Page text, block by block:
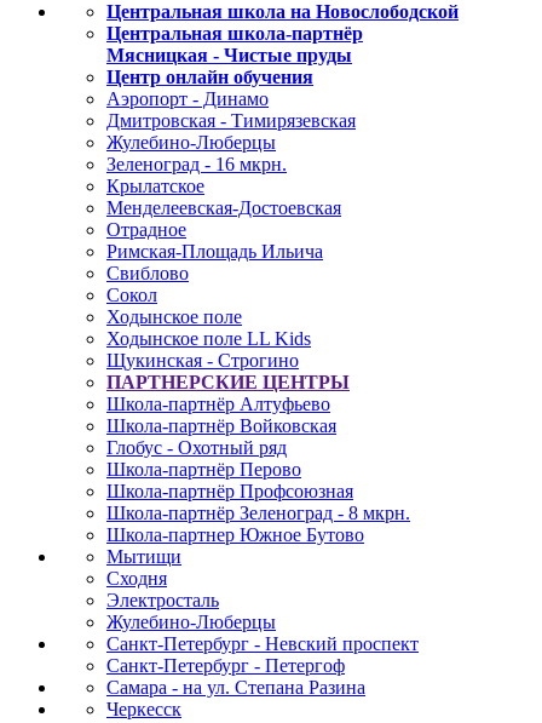
Центральная школа на Новослободской
Центральная школа-партнёр
Мясницкая - Чистые пруды
Центр онлайн обучения
Аэропорт - Динамо
Дмитровская - Тимирязевская
Жулебино-Люберцы
Зеленоград - 16 мкрн.
Крылатское
Менделеевская-Достоевская
Отрадное
Римская-Площадь Ильича
Свиблово
Сокол
Ходынское поле
Ходынское поле LL Kids
Щукинская - Строгино
ПАРТНЕРСКИЕ ЦЕНТРЫ
Школа-партнёр Алтуфьево
Школа-партнёр Войковская
Глобус - Охотный ряд
Школа-партнёр Перово
Школа-партнёр Профсоюзная
Школа-партнёр Зеленоград - 8 мкрн.
Школа-партнер Южное Бутово
Мытищи
Сходня
Электросталь
Жулебино-Люберцы
Санкт-Петербург - Невский проспект
Санкт-Петербург - Петергоф
Самара - на ул. Степана Разина
Черкесск